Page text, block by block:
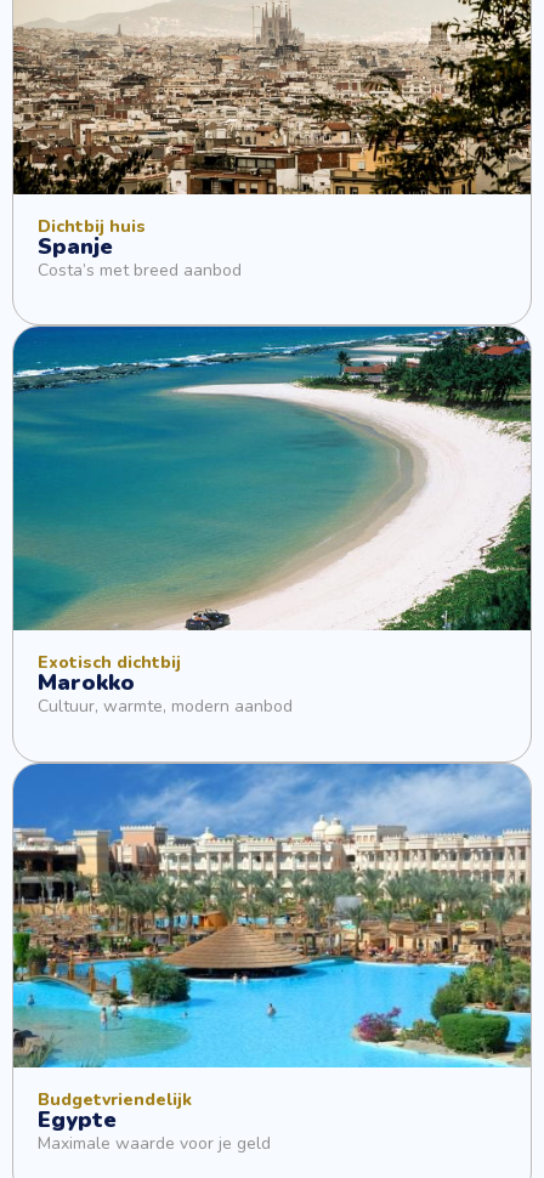
Dichtbij huis
Spanje
Costa’s met breed aanbod
Exotisch dichtbij
Marokko
Cultuur, warmte, modern aanbod
Budgetvriendelijk
Egypte
Maximale waarde voor je geld